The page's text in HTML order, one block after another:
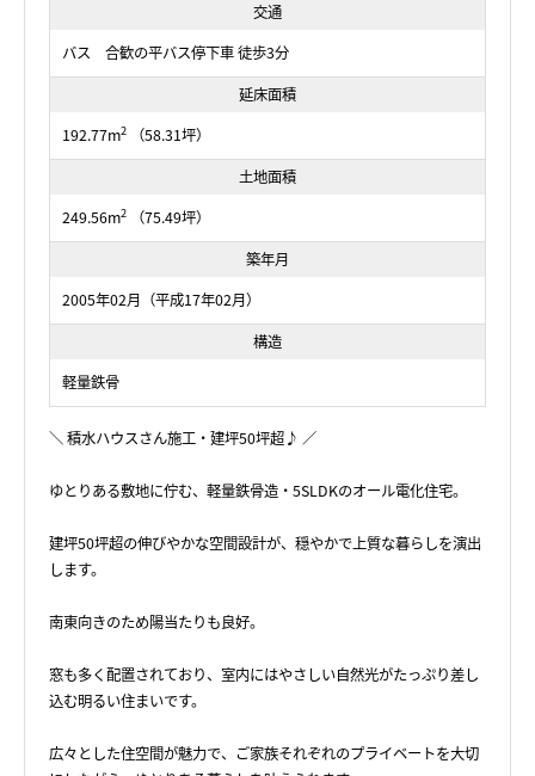
交通
バス 合歓の平バス停下車 徒歩3分
延床面積
192.77m2
（58.31坪）
土地面積
249.56m2
（75.49坪）
築年月
2005年02月（平成17年02月）
構造
軽量鉄骨
＼ 積水ハウスさん施工・建坪50坪超♪ ／
ゆとりある敷地に佇む、軽量鉄骨造・5SLDKのオール電化住宅。
建坪50坪超の伸びやかな空間設計が、穏やかで上質な暮らしを演出
します。
南東向きのため陽当たりも良好。
窓も多く配置されており、室内にはやさしい自然光がたっぷり差し
込む明るい住まいです。
広々とした住空間が魅力で、ご家族それぞれのプライベートを大切